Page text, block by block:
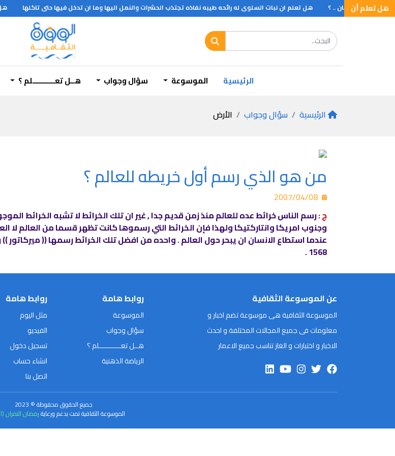
هل تعلم أن
الطائرة الطنان .. ؟ هل تعلم ان نبات السلوى له رائحه طيبه نفاذه تجتذب الحشرات والنمل اليها وما ان تدخل فيها حتى تاكلها هل تعلم
الرئيسية الموسوعة سؤال وجواب هــل تعـــــــــــلم ؟
الرئيسية سؤال وجواب الأرض
من هو الذي رسم أول خريطه للعالم ؟
ج: رسم الناس خرائط عده للعالم منذ زمن قديم جدا , غير ان تلك الخرائط لا تشبه الخرائط
عندما استطاع الانسان ان يبحر حول العالم . واحده من افضل تلك الخرائط رسمها ((
1568 .
عن الموسوعة الثقافية
الموسوعة الثقافية هى موسوعة تضم اخبار و
معلومات فى جميع المجالات المختلفة و احدث
الاخبار و اختبارات و الغاز تناسب جميع الاعمار
روابط هامة
الموسوعة
سؤال وجواب
هــل تعـــــــــــلم ؟
الرياضة الذهنية
روابط هامة
مثل اليوم
الفيديو
تسجيل دخول
انشاء حساب
اتصل بنا
جميع الحقوق محفوظة © 2023
الموسوعة الثقافية تمت بدعم ورعايةرمضان النمران